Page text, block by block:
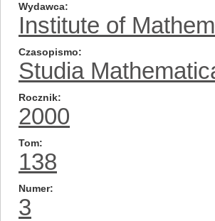
Wydawca
Institute of
Czasopismo
Studia
Rocznik
2000
Tom
138
Numer
3